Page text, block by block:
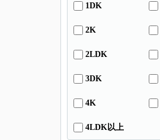
1DK
2K
2LDK
3DK
4K
4LDK以上